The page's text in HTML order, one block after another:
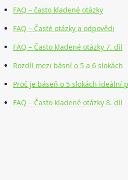
FAQ – často kladené otázky
FAQ – Časté otázky a odpovědi
FAQ – Často kladené otázky 7. díl
Rozdíl mezi básní o 5 a 6 slokách
Proč je báseň o 5 slokách ideální
FAQ – Často kladené otázky 8. díl